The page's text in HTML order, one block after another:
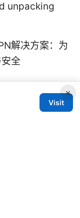
unpacking
解决方案：为
全
×
Visit